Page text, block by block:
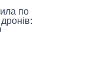
по